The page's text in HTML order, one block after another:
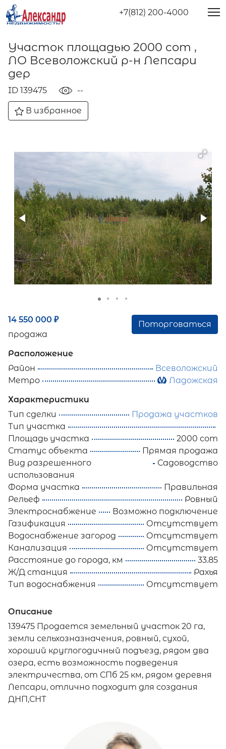
+7(812) 200-4000
Участок площадью 2000 сот ,
ЛО Всеволожский р-н Лепсари
дер
ID 139475 --
В избранное
14 550 000 ₽
продажа
Поторговаться
Расположение
Район
Всеволожский
Метро
Ладожская
Характеристики
Тип сделки
Продажа участков
Тип участка
Площадь участка
2000 сот
Статус объекта
Прямая продажа
Вид разрешенного
использования
Садоводство
Форма участка
Правильная
Рельеф
Ровный
Электроснабжение
Возможно подключение
Газификация
Отсутствует
Водоснабжение загород
Отсутствует
Канализация
Отсутствует
Расстояние до города, км
33.85
Ж/Д станция
Рахья
Тип водоснабжения
Отсутствует
Описание
139475 Продается земельный участок 20 га,
земли сельхозназначения, ровный, сухой,
хороший круглогодичный подъезд, рядом два
озера, есть возможность подведения
электричества, от СПб 25 км, рядом деревня
Лепсари, отлично подходит для создания
ДНП,СНТ